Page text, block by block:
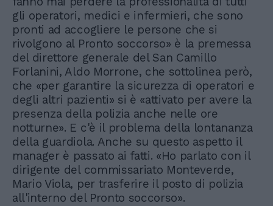
gli operatori, medici e infermieri, che sono
pronti ad accogliere le persone che si
rivolgono al Pronto soccorso» è la premessa
del direttore generale del San Camillo
Forlanini, Aldo Morrone, che sottolinea però,
che «per garantire la sicurezza di operatori e
degli altri pazienti» si è «attivato per avere la
presenza della polizia anche nelle ore
notturne». E c'è il problema della lontananza
della guardiola. Anche su questo aspetto il
manager è passato ai fatti. «Ho parlato con il
dirigente del commissariato Monteverde,
Mario Viola, per trasferire il posto di polizia
all'interno del Pronto soccorso».